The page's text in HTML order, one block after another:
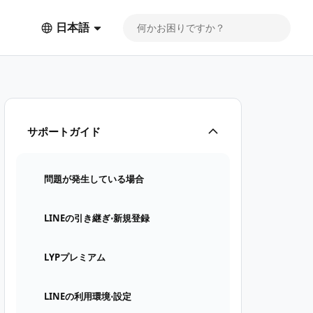
日本語
サポートガイド
問題が発生している場合
LINEの引き継ぎ⋅新規登録
LYPプレミアム
LINEの利用環境⋅設定